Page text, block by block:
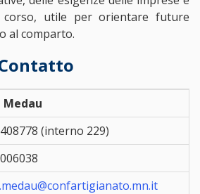
corso, utile per orientare future
al comparto.
Medau
(interno 229)